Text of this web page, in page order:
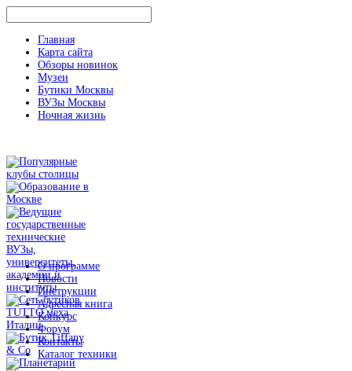
Главная
Карта сайта
Обзоры новинок
Музеи
Бутики Москвы
ВУЗы Москвы
Ночная жизнь
О программе
Новости
Инструкции
Адресная книга
Конкурс
Форум
Контакты
Каталог техники